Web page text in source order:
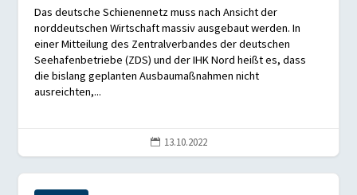
Das deutsche Schienennetz muss nach Ansicht der
norddeutschen Wirtschaft massiv ausgebaut werden. In
einer Mitteilung des Zentralverbandes der deutschen
Seehafenbetriebe (ZDS) und der IHK Nord heißt es, dass
die bislang geplanten Ausbaumaßnahmen nicht
ausreichten,...
 13.10.2022